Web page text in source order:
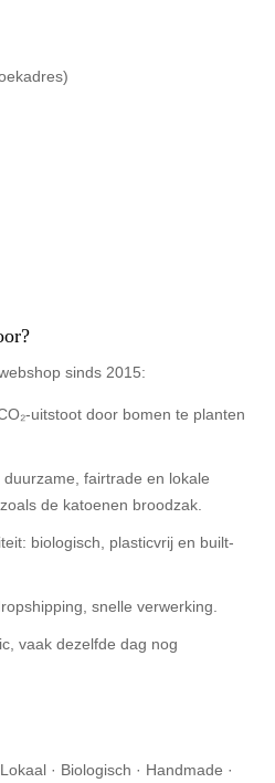
sinds 2015:
uitstoot door bomen te planten
fairtrade en lokale
de katoenen broodzak.
biologisch, plasticvrij en built-
snelle verwerking.
vaak dezelfde dag nog
· Biologisch · Handmade ·